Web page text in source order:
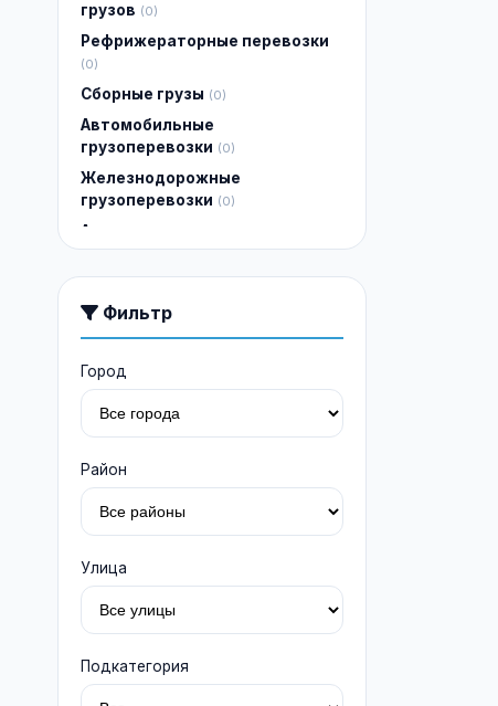
грузов (0)
Рефрижераторные перевозки
(0)
Сборные грузы (0)
Автомобильные
грузоперевозки (0)
Железнодорожные
грузоперевозки (0)
Авиагрузоперевозки
Фильтр
Город
Район
Улица
Подкатегория